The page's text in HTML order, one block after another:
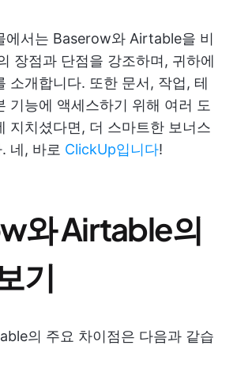
에서는 Baserow와 Airtable을 비
장점과 단점을 강조하며, 귀하에
소개합니다. 또한 문서, 작업, 테
기능에 액세스하기 위해 여러 도
지치셨다면, 더 스마트한 보너스
네, 바로 ClickUp입니다!
와 Airtable의
기
의 주요 차이점은 다음과 같습